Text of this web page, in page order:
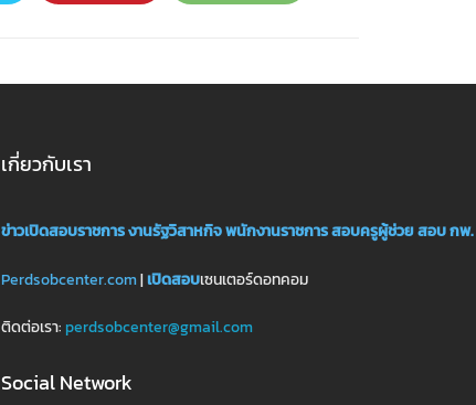
เกี่ยวกับเรา
ข่าวเปิดสอบราชการงานรัฐวิสาหกิจพนักงานราชการสอบครูผู้ช่วยสอบ กพ.
Perdsobcenter.com|เปิดสอบเซนเตอร์ดอทคอม
ติดต่อเรา: perdsobcenter@gmail.com
Social Network